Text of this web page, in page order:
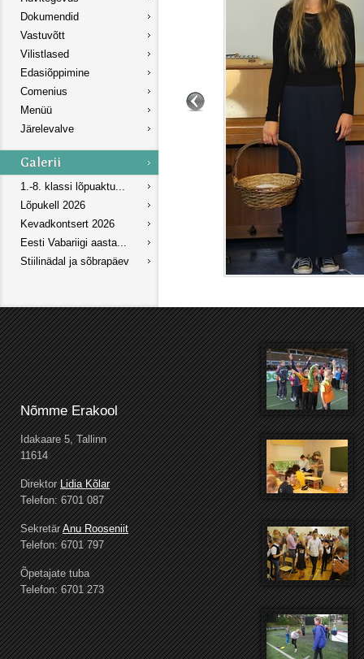
Dokumendid
Vastuvõtt
Vilistlased
Edasiõppimine
Comenius
Menüü
Järelevalve
1.-8. klassi lõpuaktu...
Lõpukell 2026
Kevadkontsert 2026
Eesti Vabariigi aasta...
Stiilinädal ja sõbrapäev
Nõmme Erakool
Idakaare 5, Tallinn
11614
DirektorLidia Kõlar
Telefon: 6701 087
SekretärAnu Rooseniit
Telefon: 6701 797
Õpetajate tuba
Telefon: 6701 273